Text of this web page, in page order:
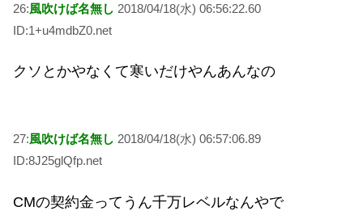
26:風吹けば名無し 2018/04/18(水) 06:56:22.60
ID:1+u4mdbZ0.net
クソとかやなくて寒いだけやんあんなの
27:風吹けば名無し 2018/04/18(水) 06:57:06.89
ID:8J25glQfp.net
CMの契約金ってうん千万レベルなんやで